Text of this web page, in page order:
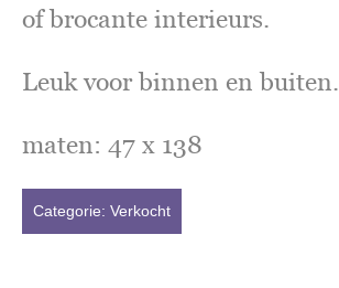
of brocante interieurs.
Leuk voor binnen en buiten.
maten: 47 x 138
Categorie: Verkocht